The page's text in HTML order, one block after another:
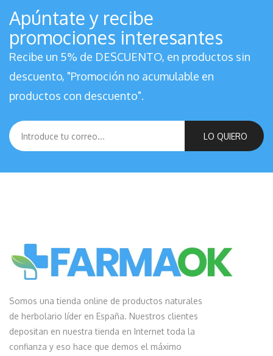
Apúntate y recibe
promociones interesantes
Recibe un 5% de DESCUENTO, en productos sin
descuento, "Promoción no acumulable en
productos con descuento".
LO QUIERO
Somos una tienda online de productos naturales
de herbolario líder en España. Nuestros clientes
depositan en nuestra tienda en Internet toda la
confianza y eso hace que demos el máximo